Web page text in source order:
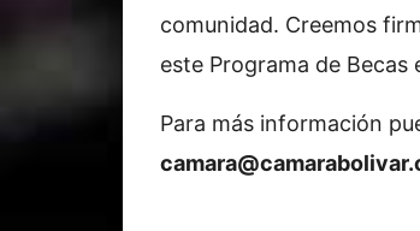
comunidad. Creemos
este Programa de Becas
Para más información